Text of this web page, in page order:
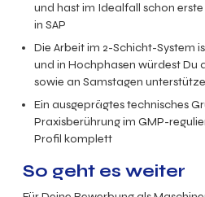
und hast im Idealfall schon
in SAP
Die Arbeit im 2-Schicht-System
und in Hochphasen würdest Du
sowie an Samstagen
Ein ausgeprägtes technisches
Praxisberührung im GMP-
Profil komplett
So geht es weiter